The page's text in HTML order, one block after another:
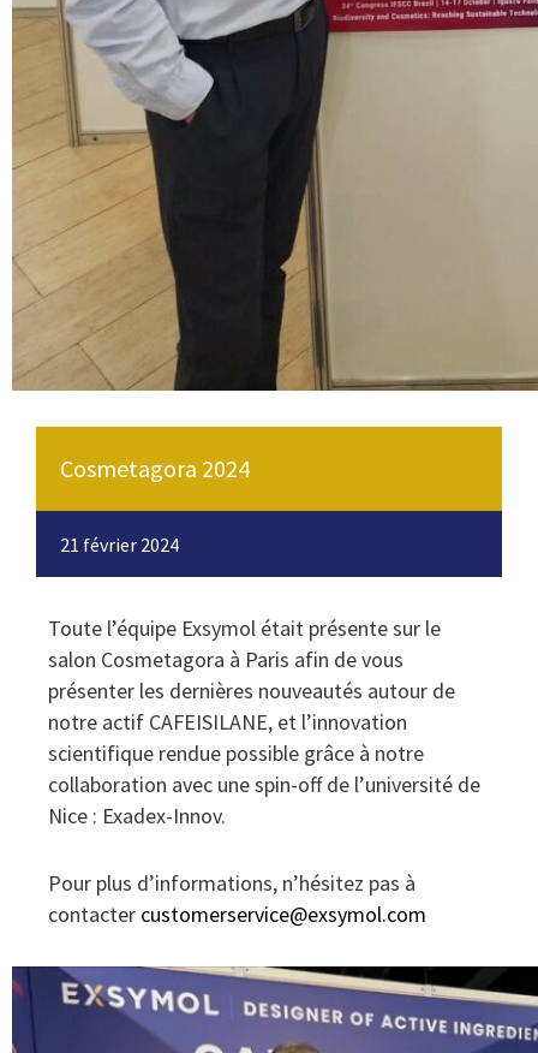
Cosmetagora 2024
21 février 2024
Toute l’équipe Exsymol était présente sur le
salon Cosmetagora à Paris afin de vous
présenter les dernières nouveautés autour de
notre actif CAFEISILANE, et l’innovation
scientifique rendue possible grâce à notre
collaboration avec une spin-off de l’université de
Nice : Exadex-Innov.
Pour plus d’informations, n’hésitez pas à
contacter customerservice@exsymol.com